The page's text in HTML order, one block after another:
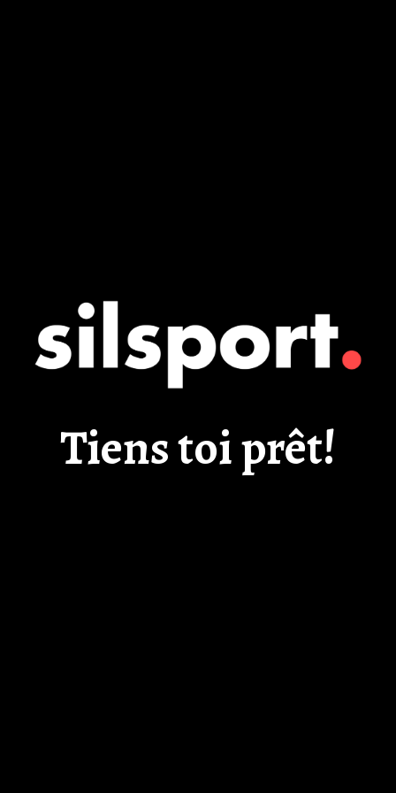
Tiens toi prêt!